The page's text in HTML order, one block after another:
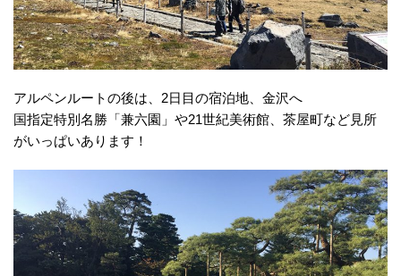
アルペンルートの後は、2日目の宿泊地、金沢へ
国指定特別名勝「兼六園」や21世紀美術館、茶屋町など見所
がいっぱいあります！